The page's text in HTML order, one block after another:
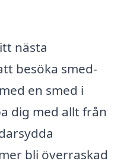
nästa
besöka smed-
en smed i
dig med allt från
bli överraskad